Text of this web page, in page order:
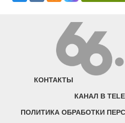
КОНТАКТЫ
КАНАЛ В
ПОЛИТИКА ОБРАБОТКИ